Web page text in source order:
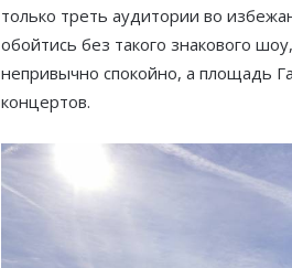
только треть аудитории во
обойтись без такого знакового
непривычно спокойно, а площадь
концертов.